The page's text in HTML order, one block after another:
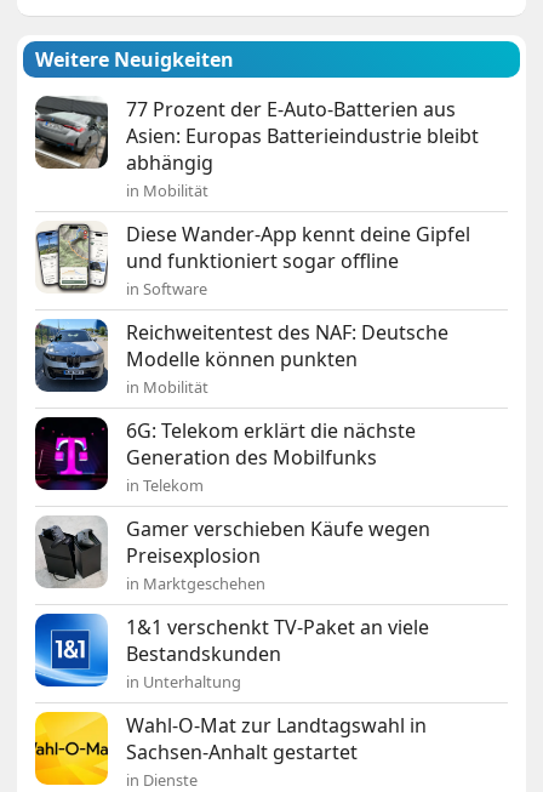
Weitere Neuigkeiten
77 Prozent der E-Auto-Batterien aus
Asien: Europas Batterieindustrie bleibt
abhängig
in Mobilität
Diese Wander-App kennt deine Gipfel
und funktioniert sogar offline
in Software
Reichweitentest des NAF: Deutsche
Modelle können punkten
in Mobilität
6G: Telekom erklärt die nächste
Generation des Mobilfunks
in Telekom
Gamer verschieben Käufe wegen
Preisexplosion
in Marktgeschehen
1&1 verschenkt TV-Paket an viele
Bestandskunden
in Unterhaltung
Wahl-O-Mat zur Landtagswahl in
Sachsen-Anhalt gestartet
in Dienste